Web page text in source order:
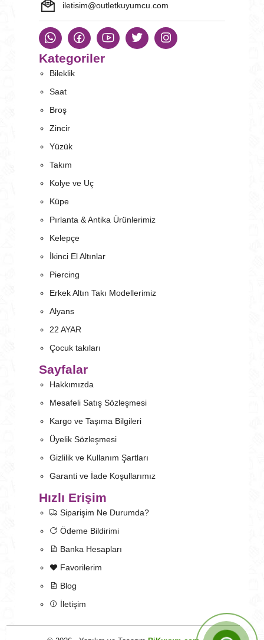
iletisim@outletkuyumcu.com
Kategoriler
Bileklik
Saat
Broş
Zincir
Yüzük
Takım
Kolye ve Uç
Küpe
Pırlanta & Antika Ürünlerimiz
Kelepçe
İkinci El Altınlar
Piercing
Erkek Altın Takı Modellerimiz
Alyans
22 AYAR
Çocuk takıları
Sayfalar
Hakkımızda
Mesafeli Satış Sözleşmesi
Kargo ve Taşıma Bilgileri
Üyelik Sözleşmesi
Gizlilik ve Kullanım Şartları
Garanti ve İade Koşullarımız
Hızlı Erişim
Siparişim Ne Durumda?
Ödeme Bildirimi
Banka Hesapları
Favorilerim
Blog
İletişim